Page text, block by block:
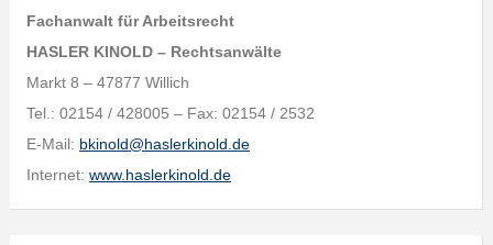
Fachanwalt für Arbeitsrecht
HASLER KINOLD – Rechtsanwälte
Markt 8 – 47877 Willich
Tel.: 02154 / 428005 – Fax: 02154 / 2532
E-Mail: bkinold@haslerkinold.de
Internet: www.haslerkinold.de